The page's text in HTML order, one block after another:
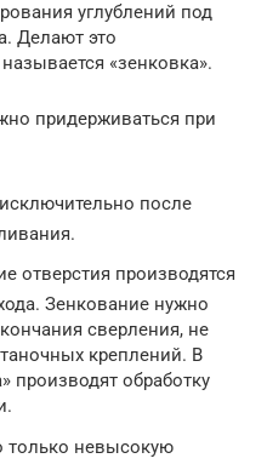
углублений под
Делают это
«зенковка».
придерживаться при
после
отверстия производятся
Зенкование нужно
сверления, не
креплений. В
производят обработку
только невысокую